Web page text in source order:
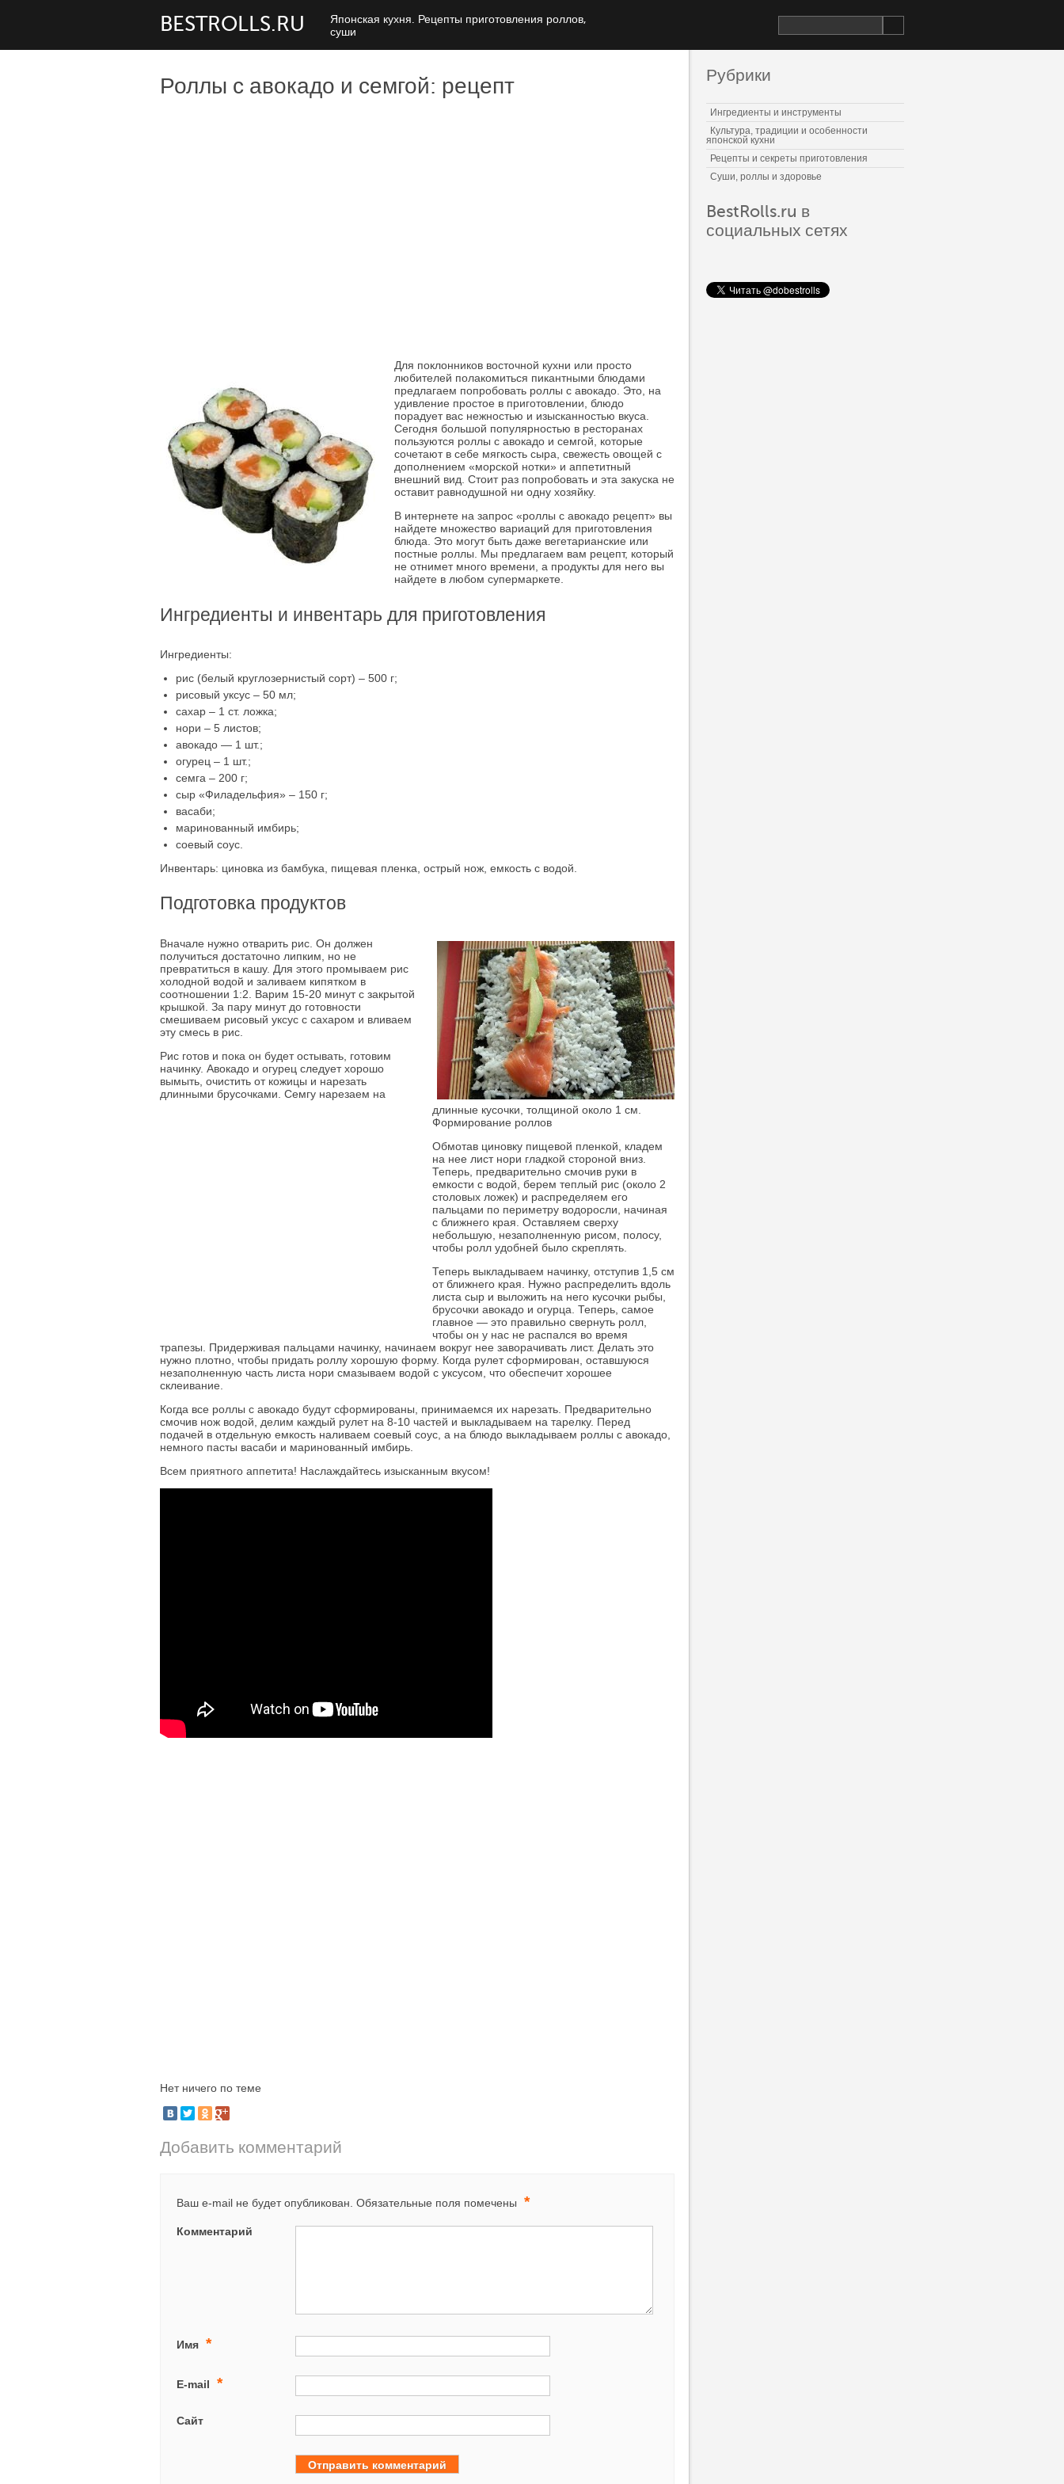
BESTROLLS.RU
Японская кухня. Рецепты приготовления роллов,
суши
Роллы с авокадо и семгой: рецепт
Для поклонников восточной кухни или просто
любителей полакомиться пикантными блюдами
предлагаем попробовать роллы с авокадо. Это, на
удивление простое в приготовлении, блюдо
порадует вас нежностью и изысканностью вкуса.
Сегодня большой популярностью в ресторанах
пользуются роллы с авокадо и семгой, которые
сочетают в себе мягкость сыра, свежесть овощей с
дополнением «морской нотки» и аппетитный
внешний вид. Стоит раз попробовать и эта закуска не
оставит равнодушной ни одну хозяйку.
В интернете на запрос «роллы с авокадо рецепт» вы
найдете множество вариаций для приготовления
блюда. Это могут быть даже вегетарианские или
постные роллы. Мы предлагаем вам рецепт, который
не отнимет много времени, а продукты для него вы
найдете в любом супермаркете.
Ингредиенты и инвентарь для приготовления
Ингредиенты:
рис (белый круглозернистый сорт) – 500 г;
рисовый уксус – 50 мл;
сахар – 1 ст. ложка;
нори – 5 листов;
авокадо — 1 шт.;
огурец – 1 шт.;
семга – 200 г;
сыр «Филадельфия» – 150 г;
васаби;
маринованный имбирь;
соевый соус.
Инвентарь: циновка из бамбука, пищевая пленка, острый нож, емкость с водой.
Подготовка продуктов
Вначале нужно отварить рис. Он должен
получиться достаточно липким, но не
превратиться в кашу. Для этого промываем рис
холодной водой и заливаем кипятком в
соотношении 1:2. Варим 15-20 минут с закрытой
крышкой. За пару минут до готовности
смешиваем рисовый уксус с сахаром и вливаем
эту смесь в рис.
Рис готов и пока он будет остывать, готовим
начинку. Авокадо и огурец следует хорошо
вымыть, очистить от кожицы и нарезать
длинными брусочками. Семгу нарезаем на
длинные кусочки, толщиной около 1 см.
Формирование роллов
Обмотав циновку пищевой пленкой, кладем
на нее лист нори гладкой стороной вниз.
Теперь, предварительно смочив руки в
емкости с водой, берем теплый рис (около 2
столовых ложек) и распределяем его
пальцами по периметру водоросли, начиная
с ближнего края. Оставляем сверху
небольшую, незаполненную рисом, полосу,
чтобы ролл удобней было скреплять.
Теперь выкладываем начинку, отступив 1,5 см
от ближнего края. Нужно распределить вдоль
листа сыр и выложить на него кусочки рыбы,
брусочки авокадо и огурца. Теперь, самое
главное — это правильно свернуть ролл,
чтобы он у нас не распался во время
трапезы. Придерживая пальцами начинку, начинаем вокруг нее заворачивать лист. Делать это
нужно плотно, чтобы придать роллу хорошую форму. Когда рулет сформирован, оставшуюся
незаполненную часть листа нори смазываем водой с уксусом, что обеспечит хорошее
склеивание.
Когда все роллы с авокадо будут сформированы, принимаемся их нарезать. Предварительно
смочив нож водой, делим каждый рулет на 8-10 частей и выкладываем на тарелку. Перед
подачей в отдельную емкость наливаем соевый соус, а на блюдо выкладываем роллы с авокадо,
немного пасты васаби и маринованный имбирь.
Всем приятного аппетита! Наслаждайтесь изысканным вкусом!
Нет ничего по теме
Добавить комментарий
Ваш e-mail не будет опубликован. Обязательные поля помечены *
Комментарий
Имя *
E-mail *
Сайт
Рубрики
Ингредиенты и инструменты
Культура, традиции и особенности
японской кухни
Рецепты и секреты приготовления
Суши, роллы и здоровье
BestRolls.ru в
социальных сетях